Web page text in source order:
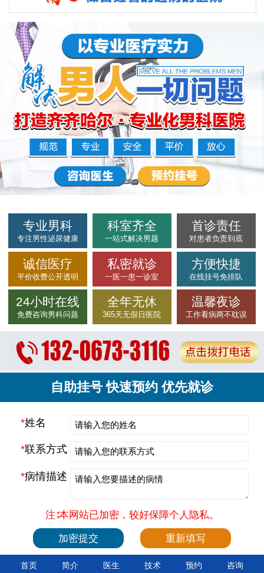
专业男科
专注男性泌尿健康
科室齐全
一站式解决男题
首诊责任
对患者负责到底
诚信医疗
平价收费公开透明
私密就诊
一医一患一诊室
方便快捷
在线挂号免排队
24小时在线
免费咨询男科问题
全年无休
365天无假日医院
温馨夜诊
工作看病两不耽误
自助挂号 快速预约 优先就诊
*姓名
*联系方式
*病情描述
注∶本网站已加密，较好保障个人隐私。
首页 简介 医生 技术 预约 咨询